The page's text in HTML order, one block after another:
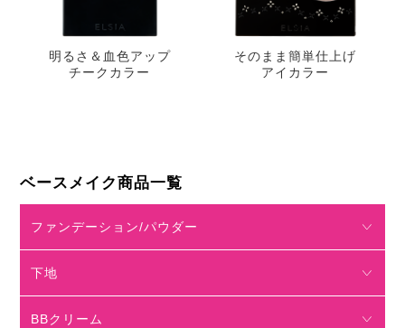
明るさ＆血色アップ
チークカラー
そのまま簡単仕上げ
アイカラー
ベースメイク商品一覧
ファンデーション/パウダー
下地
BBクリーム